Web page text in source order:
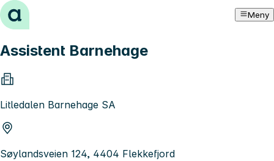
Hopp til innhold Meny
Assistent Barnehage
Litledalen Barnehage SA
Søylandsveien 124, 4404 Flekkefjord